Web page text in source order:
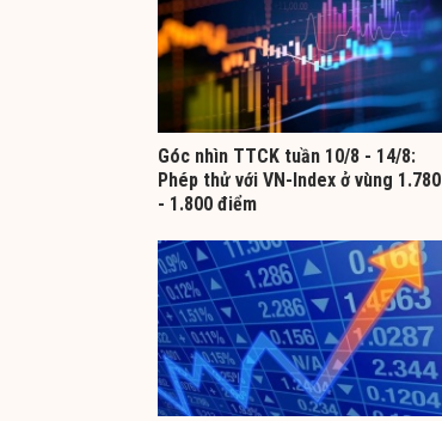
Góc nhìn TTCK tuần 10/8 - 14/8:
Phép thử với VN-Index ở vùng 1.780
- 1.800 điểm